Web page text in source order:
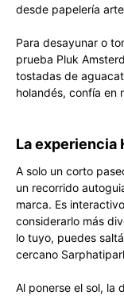
desde papelería
Para desayunar o
prueba Pluk
tostadas de
holandés, confía en
La experiencia
A solo un corto
un recorrido
marca. Es
considerarlo más
lo tuyo, puedes
cercano
Al ponerse el sol, la